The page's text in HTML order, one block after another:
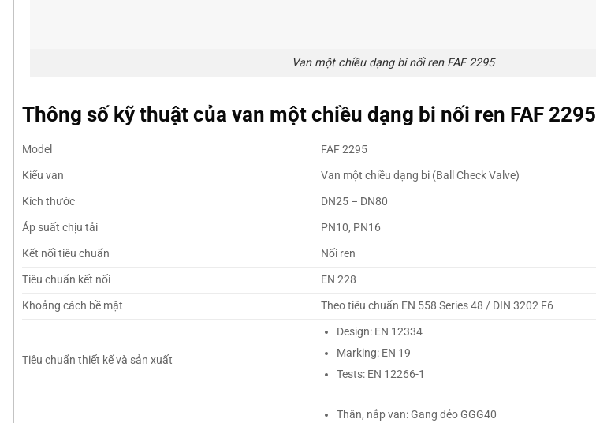
Van một chiều dạng bi nối ren FAF 2295
Thông số kỹ thuật của van một chiều dạng bi nối ren FAF 2295
Model
FAF 2295
Kiểu van
Van một chiều dạng bi (Ball Check Valve)
Kích thước
DN25 – DN80
Áp suất chịu tải
PN10, PN16
Kết nối tiêu chuẩn
Nối ren
Tiêu chuẩn kết nối
EN 228
Khoảng cách bề mặt
Theo tiêu chuẩn EN 558 Series 48 / DIN 3202 F6
Tiêu chuẩn thiết kế và sản xuất
Design: EN 12334
Marking: EN 19
Tests: EN 12266-1
Thân, nắp van: Gang dẻo GGG40